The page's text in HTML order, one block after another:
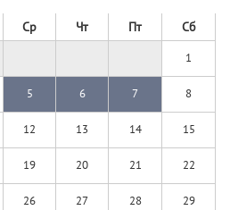
Ср Чт Пт Сб
1
5 6 7 8
12 13 14 15
19 20 21 22
26 27 28 29